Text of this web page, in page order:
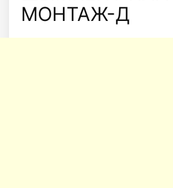
МОНТАЖ-Д